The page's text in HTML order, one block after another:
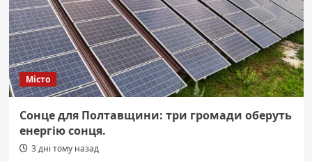
Місто
Сонце для Полтавщини: три громади оберуть
енергію сонця.
3 дні тому назад